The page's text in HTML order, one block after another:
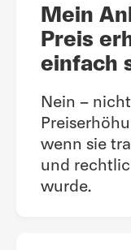
Mein
Preis
einfach
Nein –
wenn sie
und
wurde.